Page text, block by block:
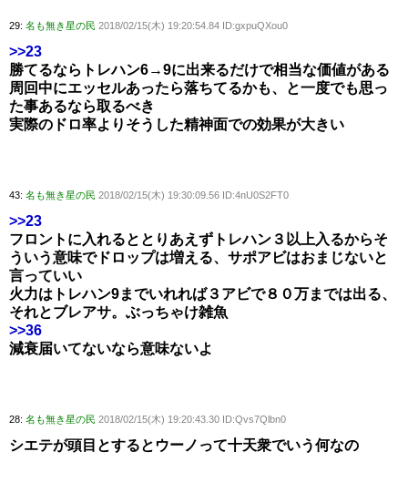
29: 名も無き星の民 2018/02/15(木) 19:20:54.84 ID:gxpuQXou0
>>23
勝てるならトレハン6→9に出来るだけで相当な価値がある
周回中にエッセルあったら落ちてるかも、と一度でも思っ
た事あるなら取るべき
実際のドロ率よりそうした精神面での効果が大きい
43: 名も無き星の民 2018/02/15(木) 19:30:09.56 ID:4nU0S2FT0
>>23
フロントに入れるととりあえずトレハン３以上入るからそ
ういう意味でドロップは増える、サポアビはおまじないと
言っていい
火力はトレハン9までいれれば３アビで８０万までは出る、
それとブレアサ。ぶっちゃけ雑魚
>>36
減衰届いてないなら意味ないよ
28: 名も無き星の民 2018/02/15(木) 19:20:43.30 ID:Qvs7Qlbn0
シエテが頭目とするとウーノって十天衆でいう何なの